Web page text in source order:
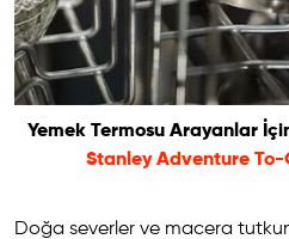
Yemek Termosu Arayanlar
Stanley Adventure To-
Doğa severler ve macera